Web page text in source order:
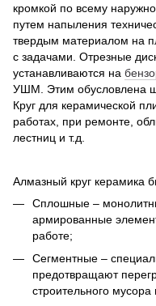
кромкой по всему
путем напыления
твердым материалом на
с задачами. Отрезные
устанавливаются на
УШМ. Этим обусловлена
Круг для керамической
работах, при ремонте,
лестниц и т.д.
Алмазный круг керамика
Сплошные –
армированные
работе;
Сегментные –
предотвращают
строительного